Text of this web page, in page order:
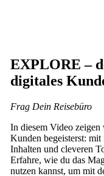
EXPLORE –
digitales
Frag Dein Reisebüro
In diesem Video
Kunden begeisterst:
Inhalten und cleveren
Erfahre, wie du das
nutzen kannst, um mit